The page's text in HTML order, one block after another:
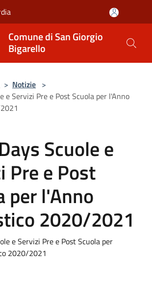
Comune di San Giorgio
Bigarello
> Notizie >
e Servizi Pre e Post Scuola per l'Anno
Scuole e
Pre e Post
per l'Anno
2020/2021
e Servizi Pre e Post Scuola per
2020/2021